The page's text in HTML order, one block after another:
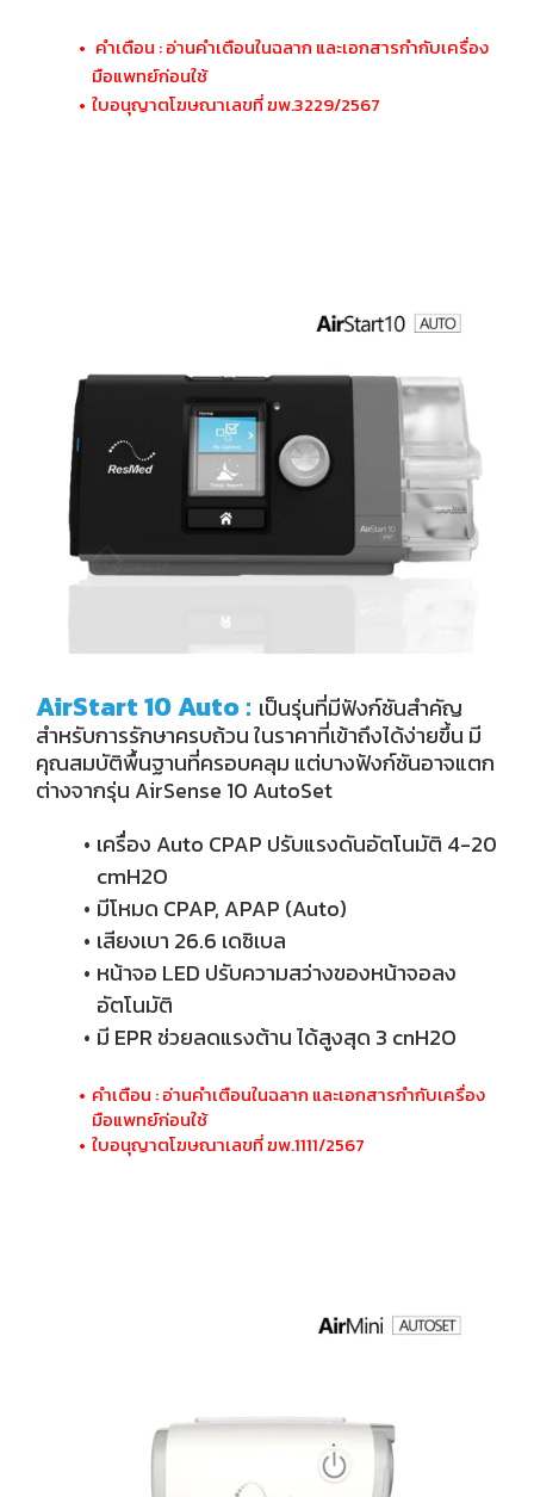
คำเตือน : อ่านคำเตือนในฉลาก และเอกสารกำกับเครื่อง
มือแพทย์ก่อนใช้
ใบอนุญาตโฆษณาเลขที่ ฆพ.3229/2567
AirStart 10 Auto: เป็นรุ่นที่มีฟังก์ชันสำคัญ
สำหรับการรักษาครบถ้วน ในราคาที่เข้าถึงได้ง่ายขึ้น มี
คุณสมบัติพื้นฐานที่ครอบคลุม แต่บางฟังก์ชันอาจแตก
ต่างจากรุ่น AirSense 10 AutoSet
เครื่อง Auto CPAP ปรับแรงดันอัตโนมัติ 4-20
cmH2O
มีโหมด CPAP, APAP (Auto)
เสียงเบา 26.6 เดซิเบล
หน้าจอ LED ปรับความสว่างของหน้าจอลง
อัตโนมัติ
มี EPR ช่วยลดแรงต้าน ได้สูงสุด 3 cnH2O
คำเตือน : อ่านคำเตือนในฉลาก และเอกสารกำกับเครื่อง
มือแพทย์ก่อนใช้
ใบอนุญาตโฆษณาเลขที่ ฆพ.1111/2567